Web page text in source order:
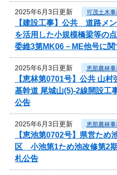
2025年6月3日更新 可茂土木
【建設工事】公共 道路
を活用した小規模橋梁等の
委維3第MK06－ME他号に
2025年6月3日更新 恵那農林
【恵林第0701号】公共 山
基幹道 尾城山(5)-2線開設工
公告
2025年6月3日更新 恵那農林
【恵池第0702号】県営た
区 小池第1ため池改修第2
札公告